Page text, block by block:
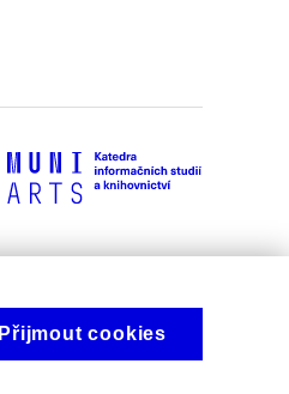
Přijmout cookies